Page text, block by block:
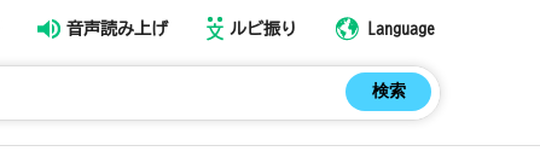
音声読み上げ ルビ振り Language